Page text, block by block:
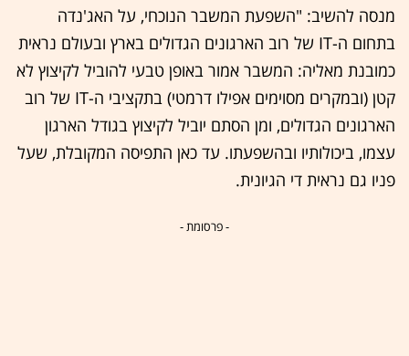
מנסה להשיב: "השפעת המשבר הנוכחי, על האג'נדה
בתחום ה-IT של רוב הארגונים הגדולים בארץ ובעולם נראית
כמובנת מאליה: המשבר אמור באופן טבעי להוביל לקיצוץ לא
קטן (ובמקרים מסוימים אפילו דרמטי) בתקציבי ה-IT של רוב
הארגונים הגדולים, ומן הסתם יוביל לקיצוץ בגודל הארגון
עצמו, ביכולותיו ובהשפעתו. עד כאן התפיסה המקובלת, שעל
פניו גם נראית די הגיונית.
- פרסומת -